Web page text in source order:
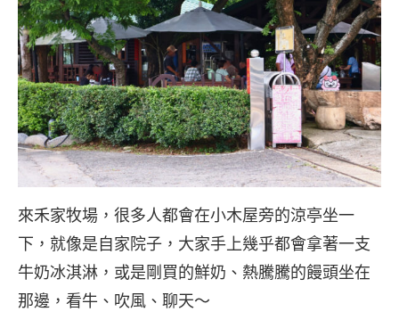
來禾家牧場，很多人都會在小木屋旁的涼亭坐一
下，就像是自家院子，大家手上幾乎都會拿著一支
牛奶冰淇淋，或是剛買的鮮奶、熱騰騰的饅頭坐在
那邊，看牛、吹風、聊天～